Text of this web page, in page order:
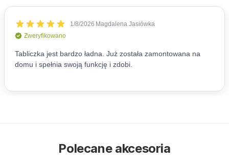
Polecane akcesoria